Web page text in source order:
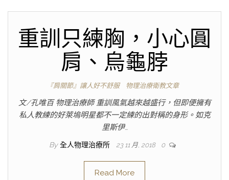
重訓只練胸，小心圓
肩、烏龜脖
『肩關節』讓人好不舒服 物理治療衛教文章
文/孔唯百 物理治療師 重訓風氣越來越盛行，但即便擁有
私人教練的好萊塢明星都不一定練的出對稱的身形。如克
里斯伊…
By 全人物理治療所 23 11 月, 2018 0
Read More